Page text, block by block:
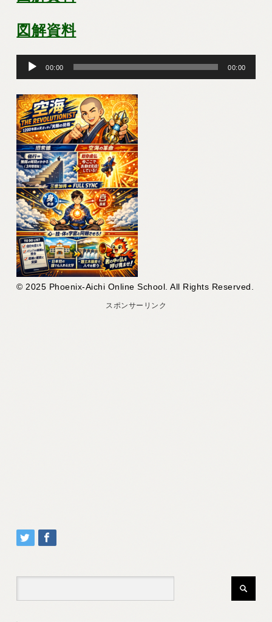
図解資料
プ
レ
ー
ヤ
ー
00:00 00:00
© 2025 Phoenix-Aichi Online School. All Rights Reserved.
スポンサーリンク